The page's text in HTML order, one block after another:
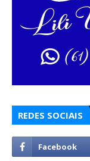
REDES SOCIAIS